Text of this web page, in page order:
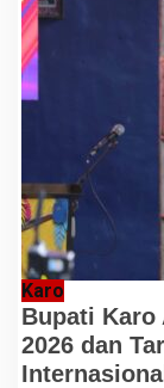
Karo
Bupati Karo
2026 dan